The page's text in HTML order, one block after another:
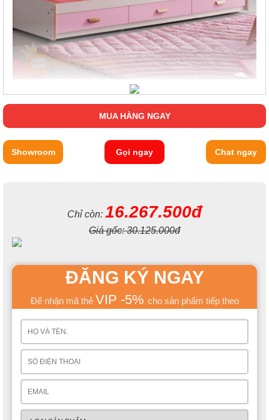
Thay vì thêm một tủ đựng đồ thì phía dưới
giường tầng cho bé BB0012có thêm một giá để sách hoặc
đồ trang trí cho căn phòng thêm sinh động, tủ lưu trữ đồ rộng
rãi bên dưới để các vật dụng hoặc đồ chơi cho bé giúp rộng
không gian và tiết kiệm tiền bạc cho cha mẹ
MUA HÀNG NGAY
Showroom Gọi ngay Chat ngay
Chỉ còn: 16.267.500đ
Giá gốc:30.125.000đ
ĐĂNG KÝ NGAY
Để nhận mã thẻ VIP -5% cho sản phẩm tiếp theo